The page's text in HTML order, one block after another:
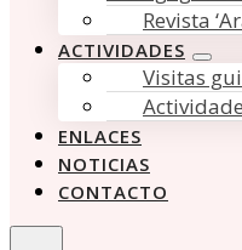
Revista
ACTIVIDADES
Visitas
ENLACES
NOTICIAS
CONTACTO